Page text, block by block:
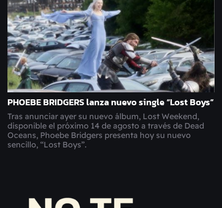
PHOEBE BRIDGERS lanza nuevo single “Lost Boys”
Tras anunciar ayer su nuevo álbum, Lost Weekend,
disponible el próximo 14 de agosto a través de Dead
Oceans, Phoebe Bridgers presenta hoy su nuevo
sencillo, “Lost Boys”.